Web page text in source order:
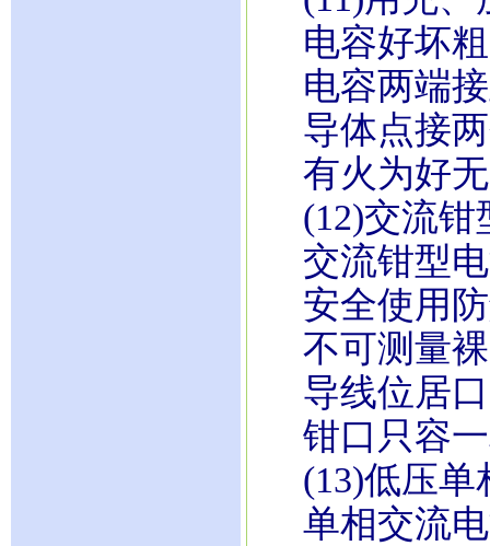
电容好坏粗
电容两端接
导体点接两
有火为好无
(12)交流钳
交流钳型电
安全使用防
不可测量裸
导线位居口
钳口只容一
(13)低压单
单相交流电